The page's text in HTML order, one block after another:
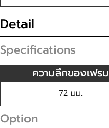
Detail
Specifications
ความลึกของเฟรม
72 มม.
Option